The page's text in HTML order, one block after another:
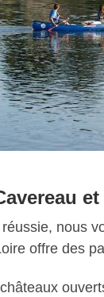
nous
offre des